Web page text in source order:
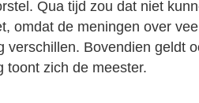
Qua tijd zou dat niet
omdat de meningen over
verschillen. Bovendien geldt
toont zich de meester.